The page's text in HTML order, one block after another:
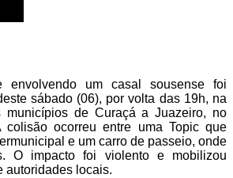
envolvendo um casal sousense foi
sábado (06), por volta das 19h, na
municípios de Curaçá a Juazeiro, no
ocorreu entre uma Topic que
e um carro de passeio, onde
O impacto foi violento e mobilizou
autoridades locais.